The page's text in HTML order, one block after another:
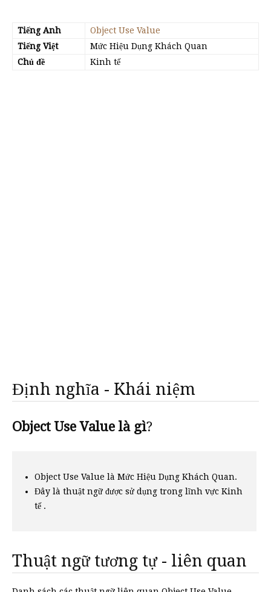
Tiếng Anh
Object Use Value
Tiếng Việt
Mức Hiệu Dụng Khách Quan
Chủ đề
Kinh tế
Định nghĩa - Khái niệm
Object Use Value là gì?
Object Use Value là Mức Hiệu Dụng Khách Quan.
Đây là thuật ngữ được sử dụng trong lĩnh vực Kinh
tế .
Thuật ngữ tương tự - liên quan